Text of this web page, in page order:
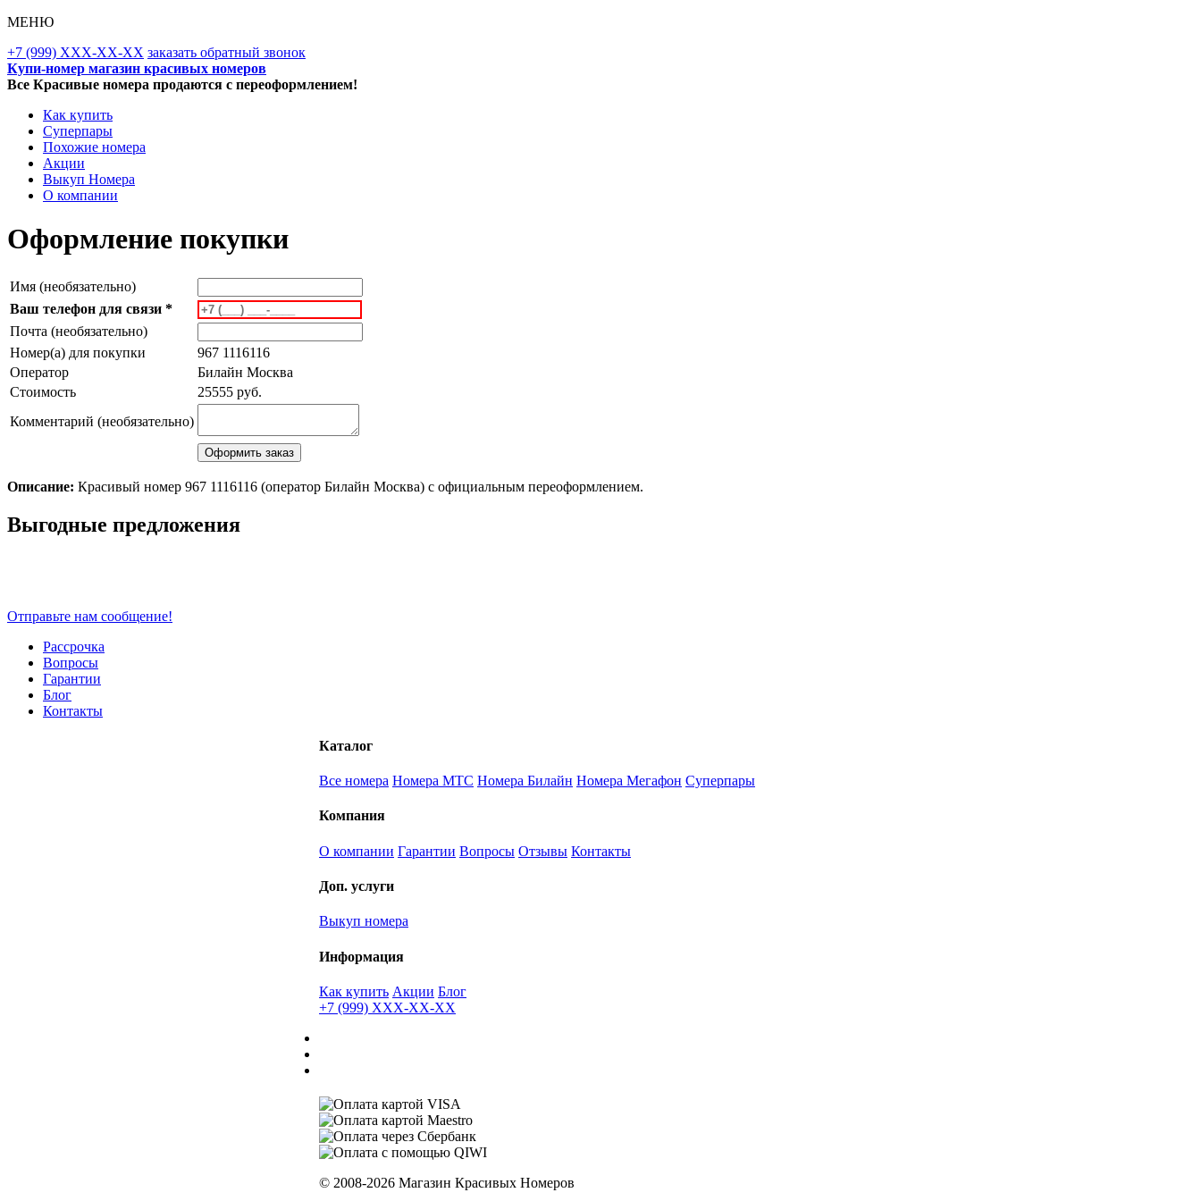
МЕНЮ
+7 (999) XXX-XX-XX заказать обратный звонок
Купи-номер магазин красивых номеров
Все Красивые номера продаются с переоформлением!
Как купить
Суперпары
Похожие номера
Акции
Выкуп Номера
О компании
Оформление покупки
Имя (необязательно)
Ваш телефон для связи *
Почта (необязательно)
Номер(а) для покупки
967 1116116
Оператор
Билайн Москва
Стоимость
25555 руб.
Комментарий (необязательно)
Описание: Красивый номер 967 1116116 (оператор Билайн Москва) с официальным переоформлением.
Scroll
Up
Выгодные предложения
Отправьте нам сообщение!
Рассрочка
Вопросы
Гарантии
Блог
Контакты
Каталог
Все номера Номера МТС Номера Билайн Номера Мегафон Суперпары
Компания
О компании Гарантии Вопросы Отзывы Контакты
Доп. услуги
Выкуп номера
Информация
Как купить Акции Блог
+7 (999) XXX-XX-XX
© 2008-2026 Магазин Красивых Номеров